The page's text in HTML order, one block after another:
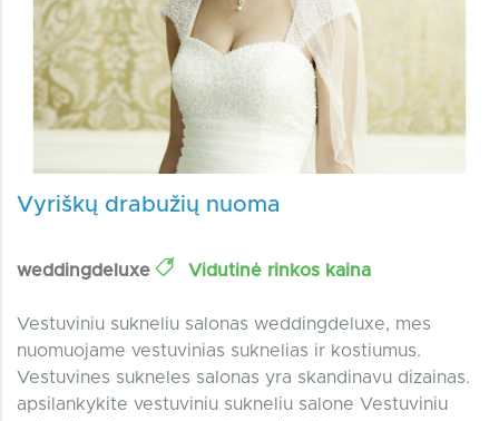
Vyriškų drabužių nuoma
weddingdeluxe Vidutinė rinkos kaina
Vestuviniu sukneliu salonas weddingdeluxe, mes
nuomuojame vestuvinias suknelias ir kostiumus.
Vestuvines sukneles salonas yra skandinavu dizainas.
apsilankykite vestuviniu sukneliu salone Vestuviniu